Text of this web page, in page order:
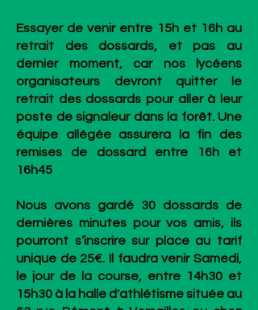
Essayer de venir entre 15h et 16h au
retrait des dossards, et pas au
dernier moment, car nos lycéens
organisateurs devront quitter le
retrait des dossards pour aller à leur
poste de signaleur dans la forêt. Une
équipe allégée assurera la fin des
remises de dossard entre 16h et
16h45
Nous avons gardé 30 dossards de
dernières minutes pour vos amis, ils
pourront s’inscrire sur place au tarif
unique de 25€. Il faudra venir Samedi,
le jour de la course, entre 14h30 et
15h30 à la halle d'athlétisme située au